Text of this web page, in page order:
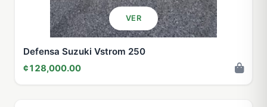
VER
Defensa Suzuki Vstrom 250
¢128,000.00